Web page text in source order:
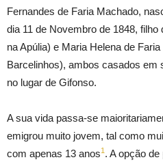
Fernandes de Faria Machado,
dia 11 de Novembro de 1848,
na Apúlia) e Maria Helena de
Barcelinhos), ambos casados em
no lugar de Gifonso.
A sua vida passa-se
emigrou muito jovem, tal como
com apenas 13 anos1 . A opção